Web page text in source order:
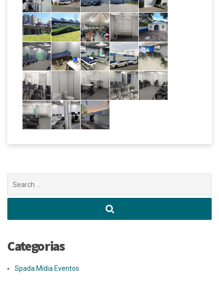
por:
Categorias
Spada Mídia Eventos